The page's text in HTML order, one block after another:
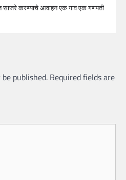
साजरे करण्याचे आवाहन एक गाव एक गणपती
published. Required fields are